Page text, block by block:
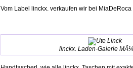
Vom Label linckx. verkaufen wir bei
linckx. Laden-Galerie